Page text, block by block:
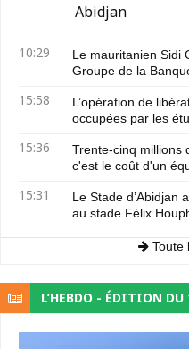
Abidjan
10:29
Le mauritanien Sidi
Groupe de la
15:58
L’opération de
occupées par les
15:36
Trente-cinq millions
c'est le coût d'un
15:31
Le Stade d’Abidjan
au stade Félix
Toute
L’HEBDO - ÉDITION